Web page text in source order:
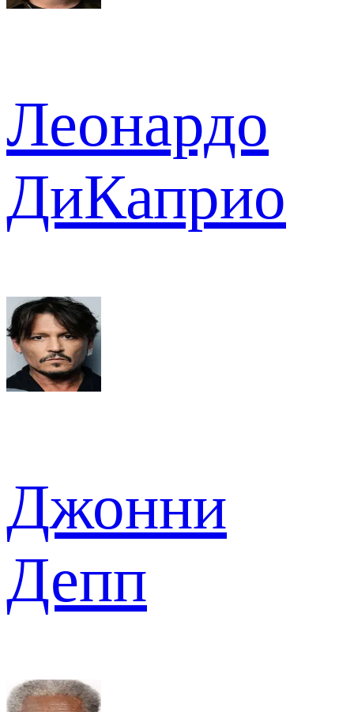
Леонардо
ДиКаприо
Джонни
Депп